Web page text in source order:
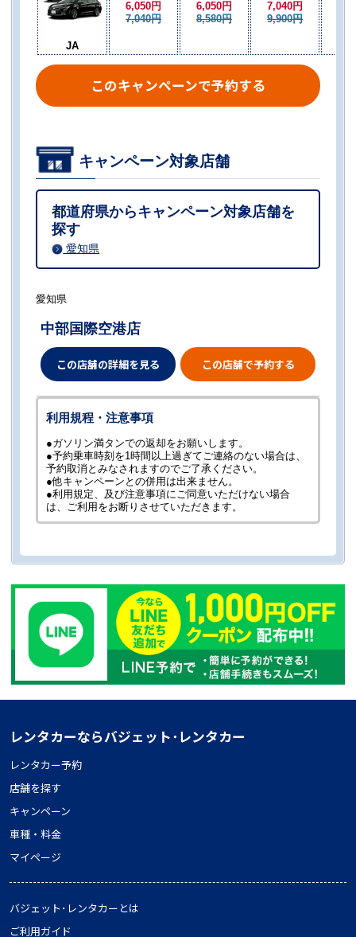
JA
6,050円
7,040円
6,050円
8,580円
7,040円
9,900円
このキャンペーンで予約する
キャンペーン対象店舗
都道府県からキャンペーン対象店舗を
探す
愛知県
愛知県
中部国際空港店
この店舗の詳細を見る この店舗で予約する
利用規程・注意事項
●ガソリン満タンでの返却をお願いします。
●予約乗車時刻を1時間以上過ぎてご連絡のない場合は、
予約取消とみなされますのでご了承ください。
●他キャンペーンとの併用は出来ません。
●利用規定、及び注意事項にご同意いただけない場合
は、ご利用をお断りさせていただきます。
レンタカーならバジェット･レンタカー
レンタカー予約
店舗を探す
キャンペーン
車種・料金
マイページ
バジェット･レンタカーとは
ご利用ガイド